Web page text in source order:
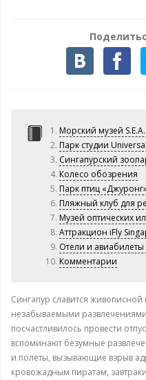
Морский музей
Парк студии
Сингапурский
Колесо обозрения
Парк птиц
Пляжный клуб для
Музей оптических
Аттракцион iFly
Отели и авиабилеты
Комментарии
Сингапур славится
незабываемыми
посчастливилось провести
вспоминают безумные
и полеты, вызывающие взрыв
кровожадным пиратам,